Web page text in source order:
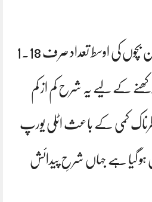
ماہرین کے مطابق فی خاتون بچوں کی اوسط تعداد صرف 1.18
رکھنے کے لیے یہ شرح کم از کم
کمی کے باعث اٹلی یورپ
گیا ہے جہاں شرحِ پیدائش